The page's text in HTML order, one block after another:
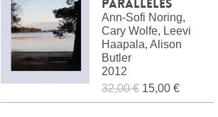
parallèles
Ann-Sofi Noring,
Cary Wolfe, Leevi
Haapala, Alison
Butler
2012
32,00 € 15,00 €